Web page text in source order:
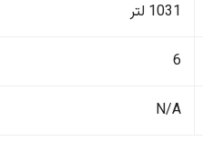
1031 لتر
6
N/A